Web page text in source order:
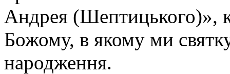
Андрея (Шептицького)»,
Божому, в якому ми
народження.